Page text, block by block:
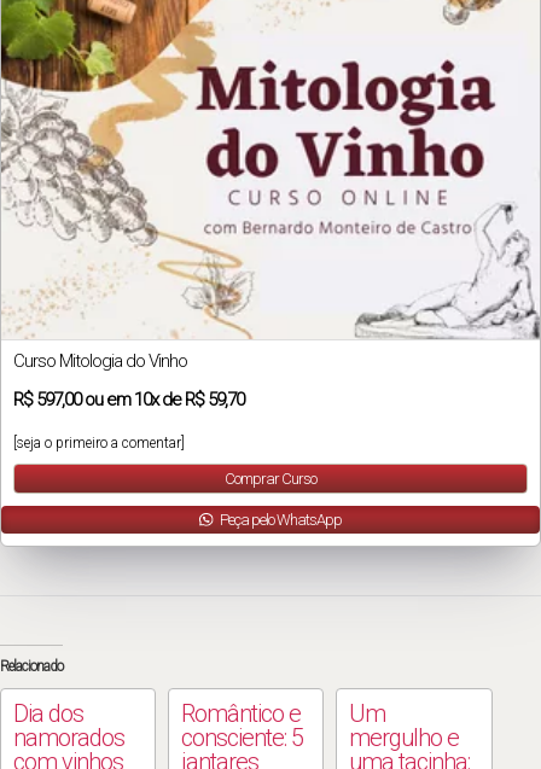
Curso Mitologia do Vinho
R$597,00ou em10xde R$ 59,70
[seja o primeiro a comentar]
Comprar Curso
Peça pelo WhatsApp
Relacionado
Dia dos
namorados
com vinhos
Romântico e
consciente: 5
jantares
Um
mergulho e
uma tacinha: